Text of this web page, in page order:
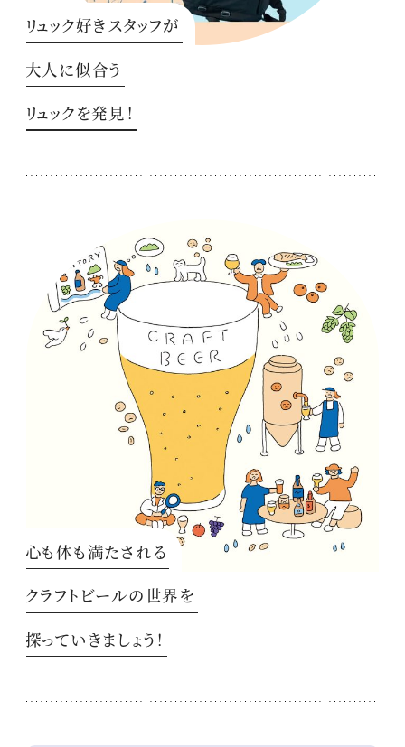
リュック好きスタッフが
大人に似合う
リュックを発見！
心も体も満たされる
クラフトビールの世界を
探っていきましょう！